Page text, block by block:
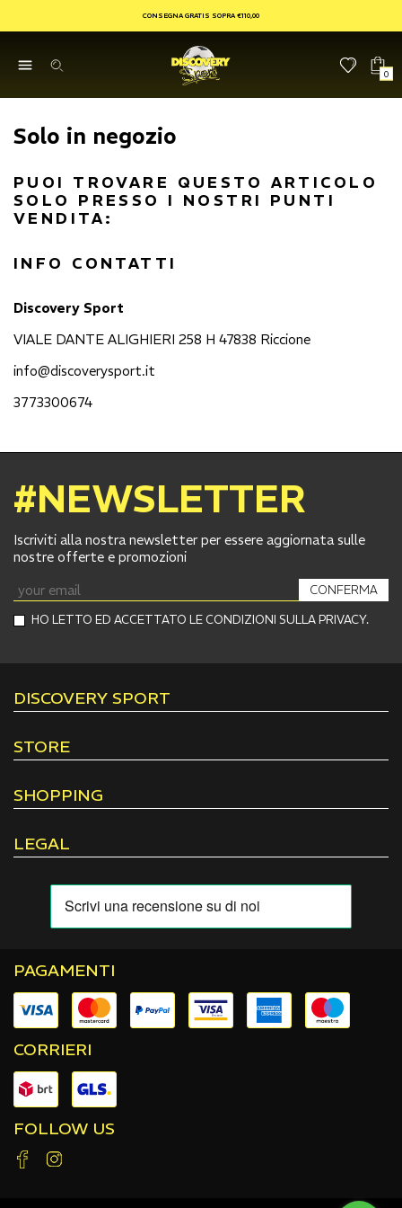
CONSEGNA GRATIS SOPRA €110,00
0
Solo in negozio
PUOI TROVARE QUESTO ARTICOLO
SOLO PRESSO I NOSTRI PUNTI
VENDITA:
INFO CONTATTI
Discovery Sport
VIALE DANTE ALIGHIERI 258 H 47838 Riccione
info@discoverysport.it
3773300674
#NEWSLETTER
Iscriviti alla nostra newsletter per essere aggiornata sulle
nostre offerte e promozioni
HO LETTO ED ACCETTATO LE CONDIZIONI SULLA PRIVACY.
CONFERMA
DISCOVERY SPORT
STORE
SHOPPING
LEGAL
PAGAMENTI
CORRIERI
FOLLOW US